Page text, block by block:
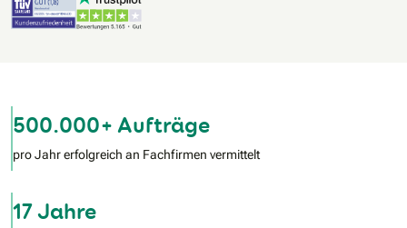
500.000+ Aufträge
pro Jahr erfolgreich an Fachfirmen vermittelt
17 Jahre